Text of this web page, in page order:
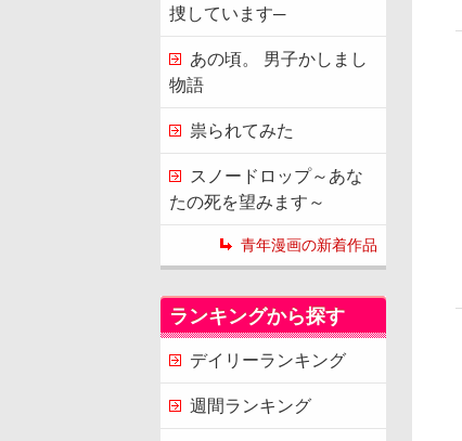
捜しています─
あの頃。 男子かしまし
物語
祟られてみた
スノードロップ～あな
たの死を望みます～
青年漫画の新着作品
ランキングから探す
デイリーランキング
週間ランキング